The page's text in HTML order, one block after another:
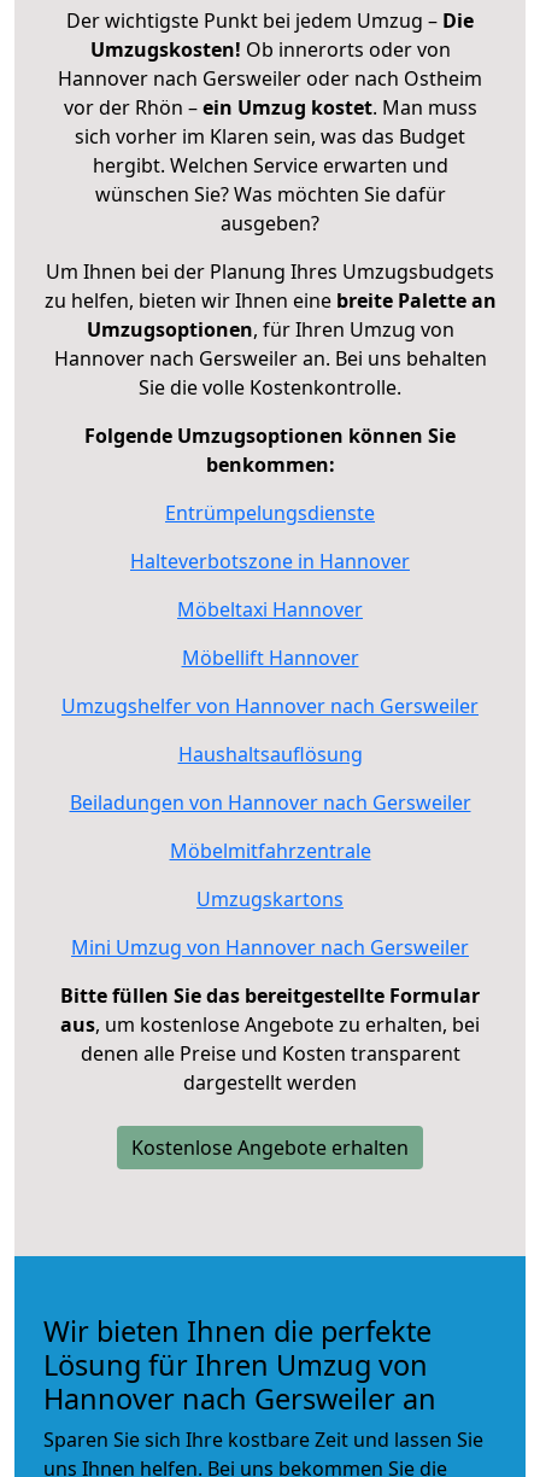
Der wichtigste Punkt bei jedem Umzug – Die
Umzugskosten! Ob innerorts oder von
Hannover nach Gersweiler oder nach Ostheim
vor der Rhön –ein Umzug kostet. Man muss
sich vorher im Klaren sein, was das Budget
hergibt. Welchen Service erwarten und
wünschen Sie? Was möchten Sie dafür
ausgeben?
Um Ihnen bei der Planung Ihres Umzugsbudgets
zu helfen, bieten wir Ihnen eine breite Palette an
Umzugsoptionen, für Ihren Umzug von
Hannover nach Gersweiler an. Bei uns behalten
Sie die volle Kostenkontrolle.
Folgende Umzugsoptionen können Sie
benkommen:
Entrümpelungsdienste
Halteverbotszone in Hannover
Möbeltaxi Hannover
Möbellift Hannover
Umzugshelfer von Hannover nach Gersweiler
Haushaltsauflösung
Beiladungen von Hannover nach Gersweiler
Möbelmitfahrzentrale
Umzugskartons
Mini Umzug von Hannover nach Gersweiler
Bitte füllen Sie das bereitgestellte Formular
aus, um kostenlose Angebote zu erhalten, bei
denen alle Preise und Kosten transparent
dargestellt werden
Kostenlose Angebote erhalten
Wir bieten Ihnen die perfekte
Lösung für Ihren Umzug von
Hannover nach Gersweiler an
Sparen Sie sich Ihre kostbare Zeit und lassen Sie
uns Ihnen helfen. Bei uns bekommen Sie die